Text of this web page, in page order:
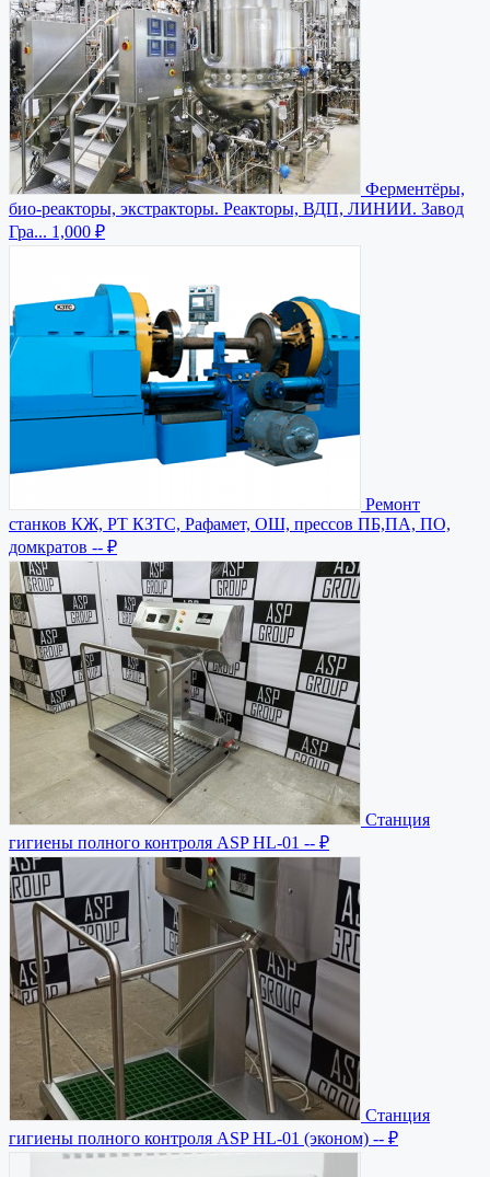
Ферментёры,
био-реакторы, экстракторы. Реакторы, ВДП, ЛИНИИ. Завод
Гра... 1,000 ₽
Ремонт
станков КЖ, РТ КЗТС, Рафамет, ОШ, прессов ПБ,ПА, ПО,
домкратов -- ₽
Станция
гигиены полного контроля ASP HL-01 -- ₽
Станция
гигиены полного контроля ASP HL-01 (эконом) -- ₽